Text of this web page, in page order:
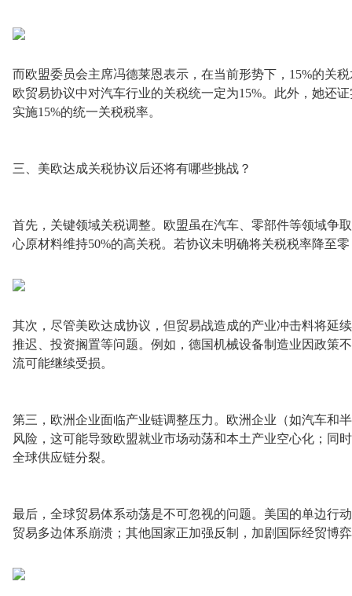
而欧盟委员会主席冯德莱恩表示，在当前形势下，15%的关
欧贸易协议中对汽车行业的关税统一定为15%。此外，她还
实施15%的统一关税税率。
三、美欧达成关税协议后还将有哪些挑战？
首先，关键领域关税调整。欧盟虽在汽车、零部件等领域争
心原材料维持50%的高关税。若协议未明确将关税税率降至
其次，尽管美欧达成协议，但贸易战造成的产业冲击料将延
推迟、投资搁置等问题。例如，德国机械设备制造业因政策
流可能继续受损。
第三，欧洲企业面临产业链调整压力。欧洲企业（如汽车和
风险，这可能导致欧盟就业市场动荡和本土产业空心化；同
全球供应链分裂。
最后，全球贸易体系动荡是不可忽视的问题。美国的单边行
贸易多边体系崩溃；其他国家正加强反制，加剧国际经贸博